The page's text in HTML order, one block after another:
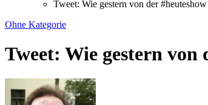
Tweet: Wie gestern von der
Ohne Kategorie
Tweet: Wie gestern